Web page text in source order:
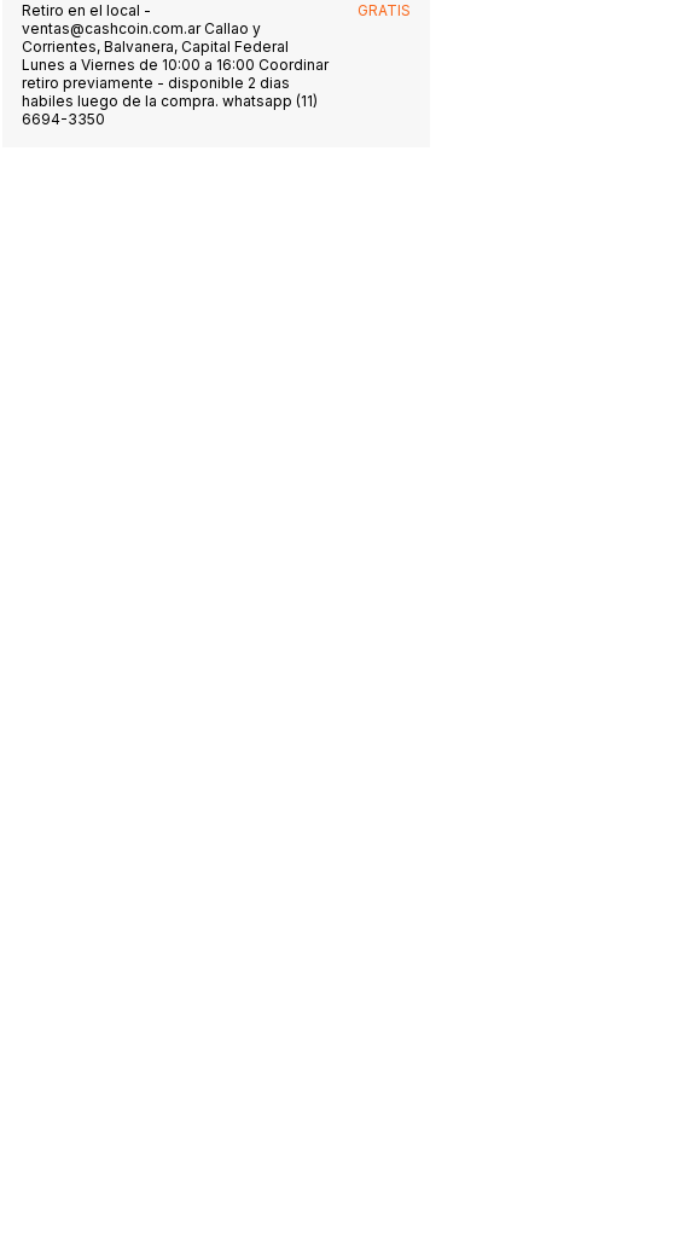
Retiro en el local -
ventas@cashcoin.com.arCallao y
Corrientes, Balvanera, Capital Federal
Lunes a Viernes de 10:00 a 16:00 Coordinar
retiro previamente - disponible 2 dias
habiles luego de la compra. whatsapp (11)
6694-3350
GRATIS